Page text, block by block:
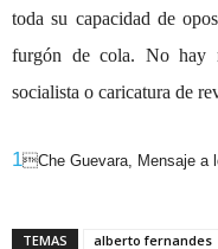
toda su capacidad de
furgón de cola. No hay
socialista o caricatura de
1Che Guevara, Mensaje a
TEMAS alberto fernandes